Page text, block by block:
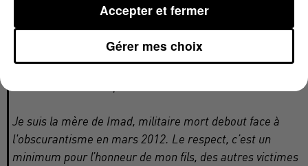
par Merah, s’est exprimée sur Twitter :
Les propos de Jean-Luc Melenchon sont inadmissibles et
Je suis la mère de Imad, militaire mort debout face à
l'obscurantisme en mars 2012. Le respect, c’est un
minimum pour l’honneur de mon fils, des autres victimes
Gérer mes choix
Accepter et fermer